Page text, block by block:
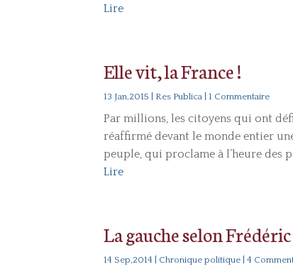
Lire
Elle vit, la France !
13 Jan,2015 Res Publica | 1 Commentaire
Par millions, les citoyens qui ont
réaffirmé devant le monde entier
peuple, qui proclame à l’heure des
Lire
La gauche selon
14 Sep,2014 Chronique politique | 4